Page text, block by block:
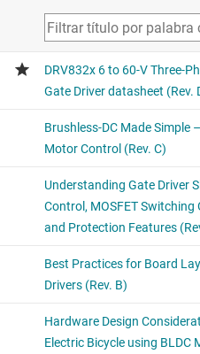
Features an integrated buck